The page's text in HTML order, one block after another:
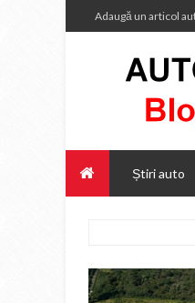
Adaugă un articol
Știri auto